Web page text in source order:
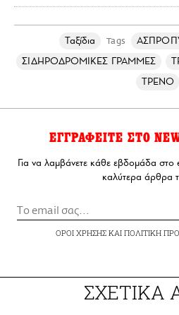
Ταξίδια Tags
ΣΙΔΗΡΟΔΡΟΜΙΚΕΣ ΓΡΑΜΜΕΣ
ΤΡΕΝΟ
ΕΓΓΡΑΦΕΙΤΕ ΣΤΟ
Για να λαμβάνετε κάθε εβδομάδα στο
καλύτερα άρθρα
ΟΡΟΙ ΧΡΗΣΗΣΚΑΙ ΠΟΛΙΤΙΚΗ
ΣΧΕΤΙΚΑ